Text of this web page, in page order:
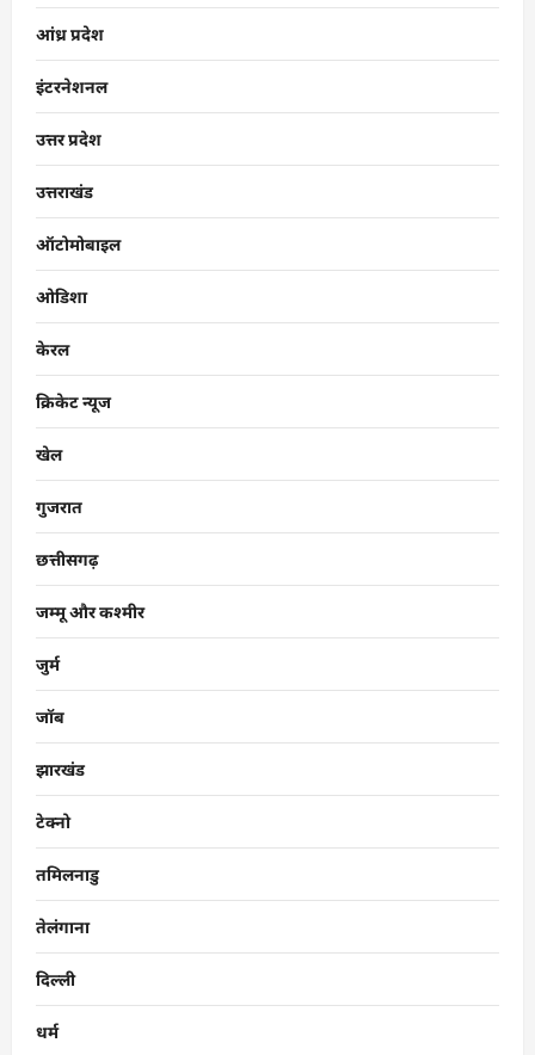
आंध्र प्रदेश
इंटरनेशनल
उत्तर प्रदेश
उत्तराखंड
ऑटोमोबाइल
ओडिशा
केरल
क्रिकेट न्यूज
खेल
गुजरात
छत्तीसगढ़
जम्मू और कश्मीर
जुर्म
जॉब
झारखंड
टेक्नो
तमिलनाडु
तेलंगाना
दिल्ली
धर्म